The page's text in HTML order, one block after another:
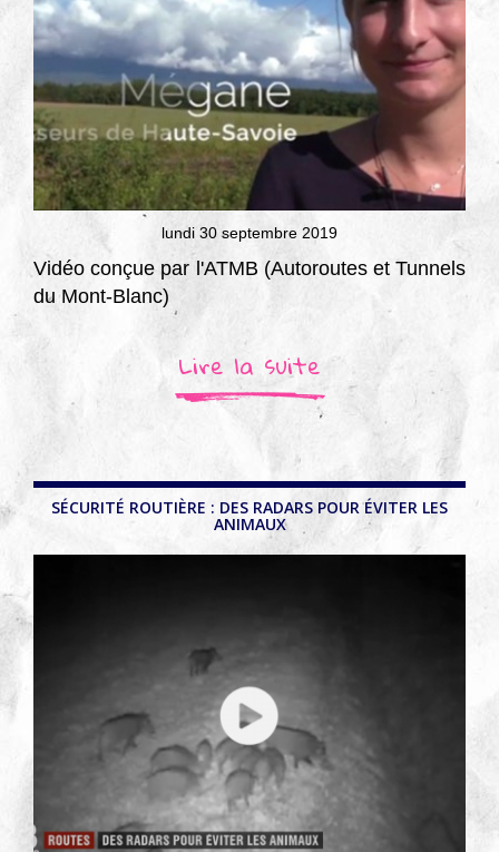
lundi 30 septembre 2019
Vidéo conçue par l'ATMB (Autoroutes et Tunnels
du Mont-Blanc)
Lire la suite
SÉCURITÉ ROUTIÈRE : DES RADARS POUR ÉVITER LES
ANIMAUX